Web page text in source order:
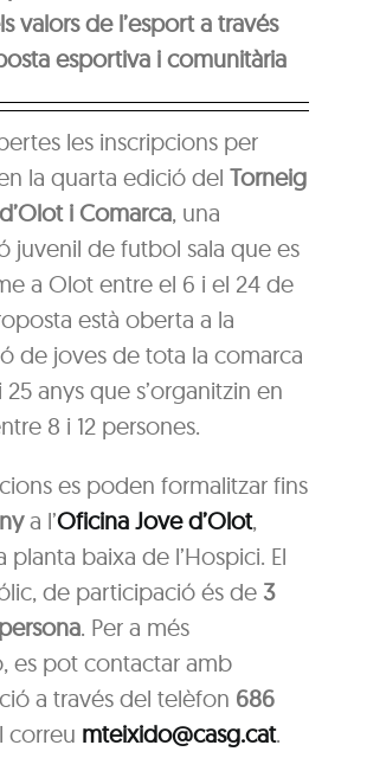
valors de l’esport a través
esportiva i comunitària
les inscripcions per
la quarta edició delTorneig
i Comarca, una
juvenil de futbol sala que es
a Olot entre el 6 i el 24 de
està oberta a la
de joves de tota la comarca
25 anys que s’organitzin en
8 i 12 persones.
es poden formalitzar fins
a l’Oficina Jove d’Olot,
planta baixa de l’Hospici. El
de participació és de 3
. Per a més
es pot contactar amb
a través del telèfon 686
correu mteixido@casg.cat.